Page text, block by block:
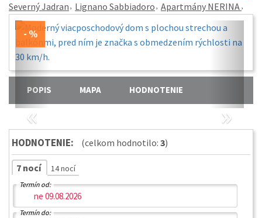
Severný Jadran Lignano Sabbiadoro Apartmány NERINA
« »
POPIS MAPA HODNOTENIE
HODNOTENIE: (celkom hodnotilo: 3)
7 nocí 14 nocí
Termín od:
Termín do: